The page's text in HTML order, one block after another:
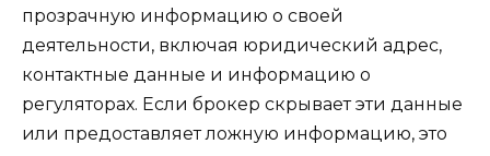
прозрачную информацию о своей
деятельности, включая юридический адрес,
контактные данные и информацию о
регуляторах. Если брокер скрывает эти данные
или предоставляет ложную информацию, это